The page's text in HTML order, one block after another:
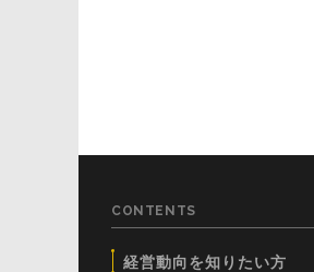
CONTENTS
経営動向を知りたい方